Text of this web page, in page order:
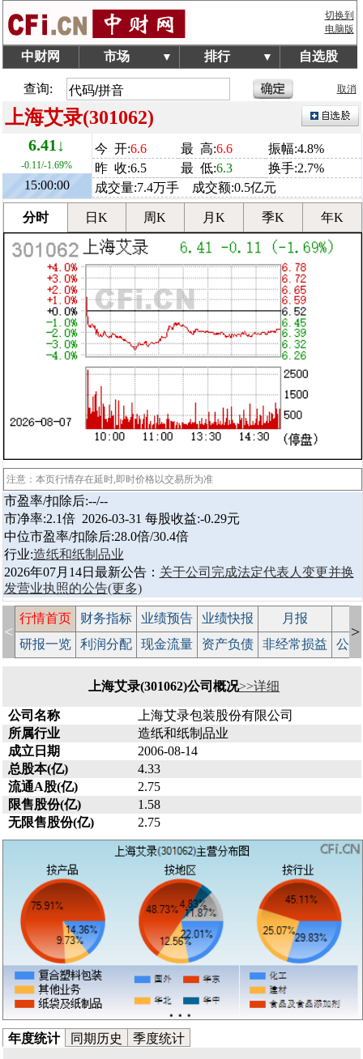
切换到
电脑版
中财网 市场 ▼ 排行 ▼ 自选股
查询: 取消
上海艾录(301062)
6.41↓
-0.11/-1.69%
15:00:00
今 开:6.6 最 高:6.6
振幅:4.8%
昨 收:6.5
最 低:6.3
换手:2.7%
成交量:7.4万手 成交额:0.5亿元
分时 日K 周K 月K 季K 年K
注意：本页行情存在延时,即时价格以交易所为准
市盈率/扣除后:--/--
市净率:2.1倍 2026-03-31 每股收益:-0.29元
中位市盈率/扣除后:28.0倍/30.4倍
行业:造纸和纸制品业
2026年07月14日最新公告： 关于公司完成法定代表人变更并换
发营业执照的公告(更多)
<
行情首页 财务指标 业绩预告 业绩快报 月报
研报一览
利润分配 现金流量 资产负债 非经常损益 公
>
上海艾录(301062)公司概况>>详细
公司名称
上海艾录包装股份有限公司
所属行业
造纸和纸制品业
成立日期
2006-08-14
总股本(亿)
4.33
流通A股(亿)
2.75
限售股份(亿)
1.58
无限售股份(亿)
2.75
年度统计 同期历史 季度统计